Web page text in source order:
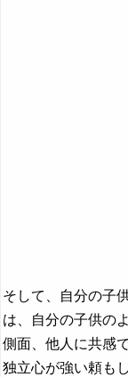
そして、自分の子
は、自分の子供の
側面、他人に共感
独立心が強い頼も